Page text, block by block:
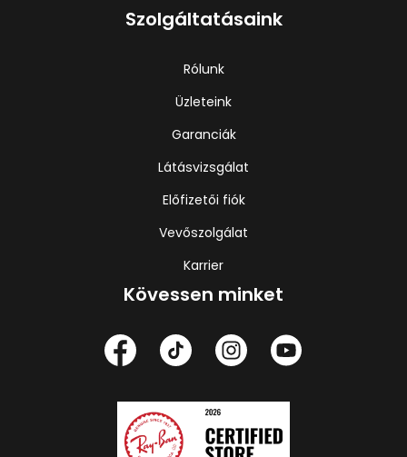
Szolgáltatásaink
Rólunk
Üzleteink
Garanciák
Látásvizsgálat
Előfizetői fiók
Vevőszolgálat
Karrier
Kövessen minket